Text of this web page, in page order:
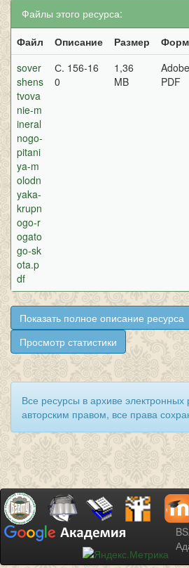
Файлы этого ресурса:
Файл
Описание Размер
sover
shens
tvova
nie-m
ineral
nogo-
pitani
ya-m
olodn
yaka-
krupn
ogo-r
ogato
go-sk
ota.p
df
С. 156-16
0
1,36
MB
Adobe
PDF
Показать полное описание ресурса
Просмотр статистики
Все ресурсы в архиве
авторским правом, все права